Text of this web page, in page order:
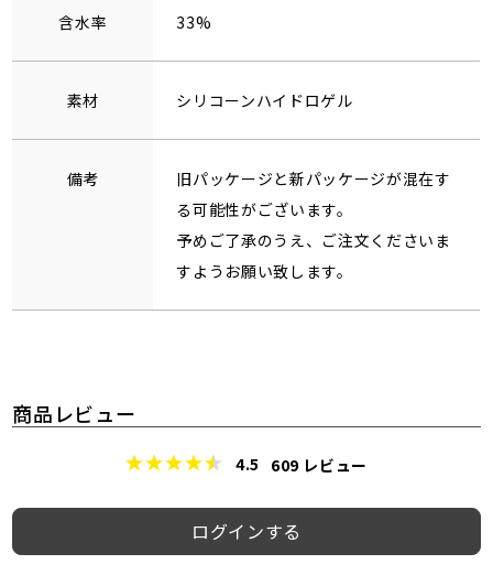
含水率 33%
素材 シリコーンハイドロゲル
備考
旧パッケージと新パッケージが混在す
る可能性がございます。
予めご了承のうえ、ご注文くださいま
すようお願い致します。
商品レビュー
4.5 609 レビュー
ログインする